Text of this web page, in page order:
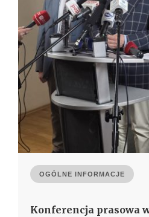
OGÓLNE INFORMACJE
Konferencja prasowa